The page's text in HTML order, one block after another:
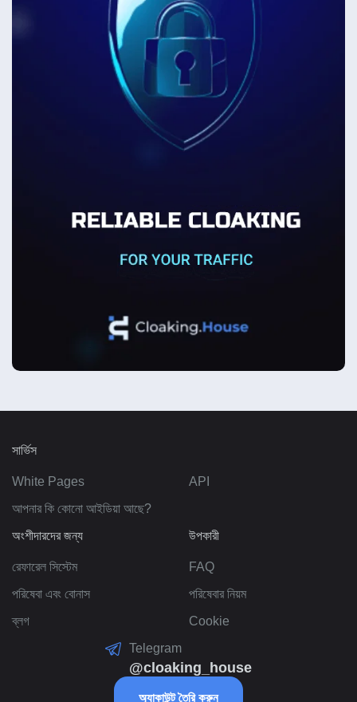
সার্ভিস
White Pages
API
আপনার কি কোনো আইডিয়া আছে?
অংশীদারদের জন্য
রেফারেল সিস্টেম
পরিষেবা এবং বোনাস
ব্লগ
উপকারী
FAQ
পরিষেবার নিয়ম
Cookie
Telegram
@cloaking_house
অ্যাকাউন্ট তৈরি করুন